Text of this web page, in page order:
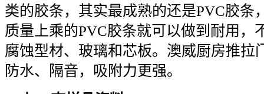
类的胶条，其实最成熟的还是PVC胶条
质量上乘的PVC胶条就可以做到耐用，
腐蚀型材、玻璃和芯板。澳威厨房推拉
防水、隔音，吸附力更强。